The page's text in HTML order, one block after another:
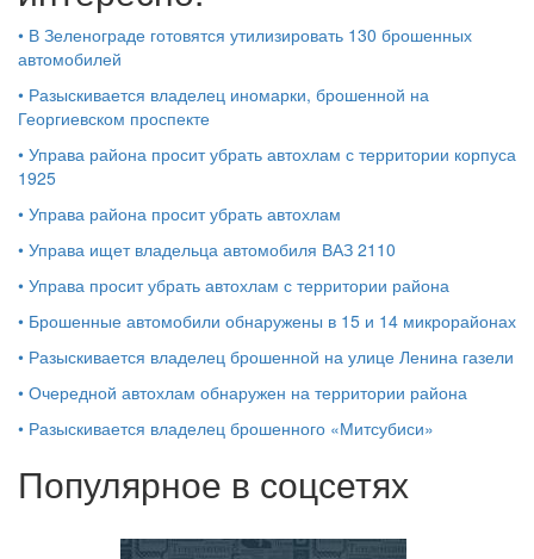
• В Зеленограде готовятся утилизировать 130 брошенных
автомобилей
• Разыскивается владелец иномарки, брошенной на
Георгиевском проспекте
• Управа района просит убрать автохлам с территории корпуса
1925
• Управа района просит убрать автохлам
• Управа ищет владельца автомобиля ВАЗ 2110
• Управа просит убрать автохлам с территории района
• Брошенные автомобили обнаружены в 15 и 14 микрорайонах
• Разыскивается владелец брошенной на улице Ленина газели
• Очередной автохлам обнаружен на территории района
• Разыскивается владелец брошенного «Митсубиси»
Популярное в соцсетях